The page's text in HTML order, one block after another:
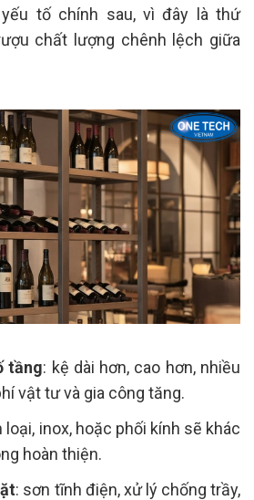
tố chính sau, vì đây là thứ
chất lượng chênh lệch giữa
tầng: kệ dài hơn, cao hơn, nhiều
vật tư và gia công tăng.
loại, inox, hoặc phối kính sẽ khác
hoàn thiện.
: sơn tĩnh điện, xử lý chống trầy,